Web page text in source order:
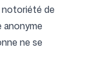
de
anonyme
ne se